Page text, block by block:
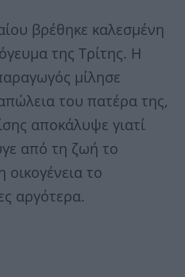
βρέθηκε καλεσμένη
της Τρίτης. Η
μίλησε
του πατέρα της,
αποκάλυψε γιατί
από τη ζωή το
το
αργότερα.